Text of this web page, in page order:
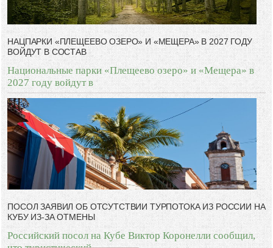
НАЦПАРКИ «ПЛЕЩЕЕВО ОЗЕРО» И «МЕЩЕРА» В 2027 ГОДУ
ВОЙДУТ В СОСТАВ
Национальные парки «Плещеево озеро» и «Мещера» в
2027 году войдут в
ПОСОЛ ЗАЯВИЛ ОБ ОТСУТСТВИИ ТУРПОТОКА ИЗ РОССИИ НА
КУБУ ИЗ-ЗА ОТМЕНЫ
Российский посол на Кубе Виктор Коронелли сообщил,